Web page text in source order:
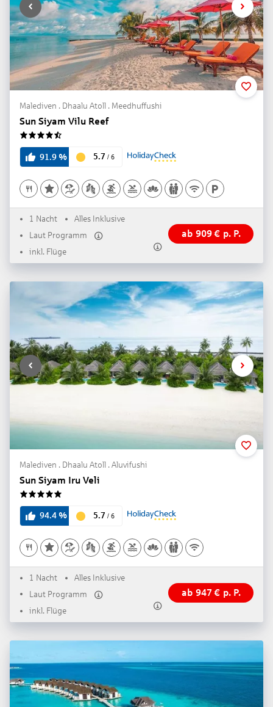
Malediven . Dhaalu Atoll . Meedhuffushi
Sun Siyam Vilu Reef
4.5
91.9% 5.7 / 6
1 Nacht
Alles Inklusive
Laut Programm
inkl. Flüge
ab 909€ p. P.
Malediven . Dhaalu Atoll . Aluvifushi
Sun Siyam Iru Veli
94.4% 5.7 / 6
1 Nacht
Alles Inklusive
Laut Programm
inkl. Flüge
ab 947 € p. P.